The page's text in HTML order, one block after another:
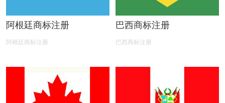
阿根廷商标注册
阿根廷商标注册
巴西商标注册
巴西商标注册